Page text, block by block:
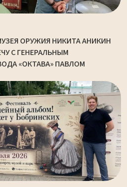
ОРУЖИЯ НИКИТА АНИКИН
С ГЕНЕРАЛЬНЫМ
«ОКТАВА» ПАВЛОМ